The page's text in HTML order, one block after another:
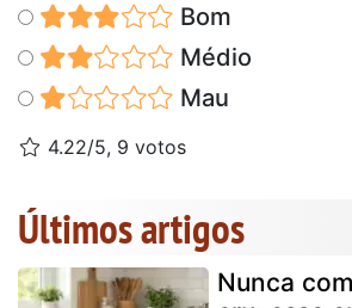
Bom
Médio
Mau
4.22/5, 9 votos
Últimos artigos
Nunca